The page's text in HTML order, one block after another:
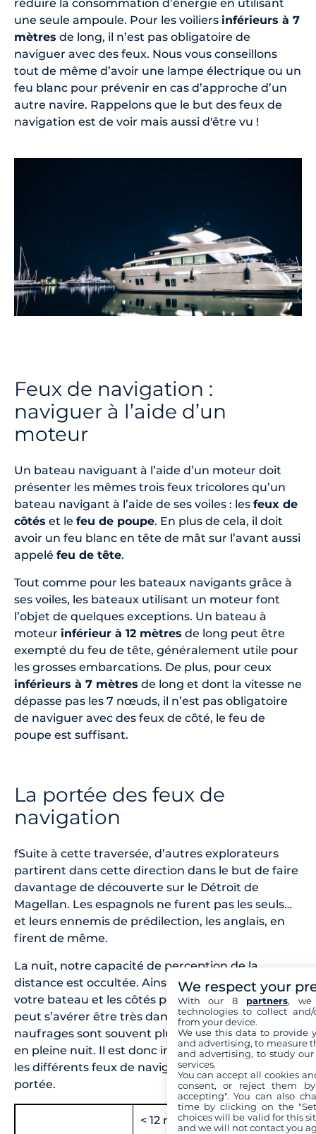
réduire la consommation d’énergie en utilisant
une seule ampoule. Pour les voiliers inférieurs à 7
mètres de long, il n’est pas obligatoire de
naviguer avec des feux. Nous vous conseillons
tout de même d’avoir une lampe électrique ou un
feu blanc pour prévenir en cas d’approche d’un
autre navire. Rappelons que le but des feux de
navigation est de voir mais aussi d'être vu !
Feux de navigation :
naviguer à l’aide d’un
moteur
Un bateau naviguant à l’aide d’un moteur doit
présenter les mêmes trois feux tricolores qu’un
bateau navigant à l’aide de ses voiles : les feux de
côtés et le feu de poupe. En plus de cela, il doit
avoir un feu blanc en tête de mât sur l’avant aussi
appelé feu de tête.
Tout comme pour les bateaux navigants grâce à
ses voiles, les bateaux utilisant un moteur font
l’objet de quelques exceptions. Un bateau à
moteur inférieur à 12 mètres de long peut être
exempté du feu de tête, généralement utile pour
les grosses embarcations. De plus, pour ceux
inférieurs à 7 mètres de long et dont la vitesse ne
dépasse pas les 7 nœuds, il n’est pas obligatoire
de naviguer avec des feux de côté, le feu de
poupe est suffisant.
La portée des feux de
navigation
fSuite à cette traversée, d’autres explorateurs
partirent dans cette direction dans le but de faire
davantage de découverte sur le Détroit de
Magellan. Les espagnols ne furent pas les seuls…
et leurs ennemis de prédilection, les anglais, en
firent de même.
La nuit, notre capacité de perception de la
distance est occultée. Ainsi, la distance entre
votre bateau et les côtés peut être faussée, ce qui
peut s’avérer être très dangereux. De plus, les
naufrages sont souvent plus fréquents et graves
en pleine nuit. Il est donc impératif de connaître
les différents feux de navigation mais aussi leur
portée.
< 12 mètres > 12 mètres
We respect your
With our 8 partners, we
technologies to collect
from your device.
We use this data to provide
and advertising, to measure
and advertising, to study
services.
You can accept all cookies
consent, or reject them
accepting". You can also
time by clicking on the
choices will be valid for this
and we will not contact you